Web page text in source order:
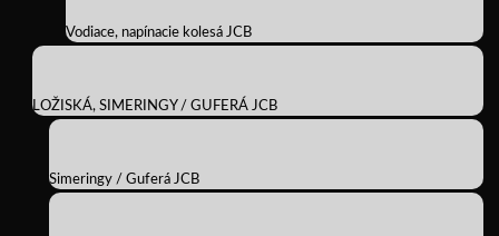
Vodiace, napínacie kolesá JCB
LOŽISKÁ, SIMERINGY / GUFERÁ JCB
Simeringy / Guferá JCB